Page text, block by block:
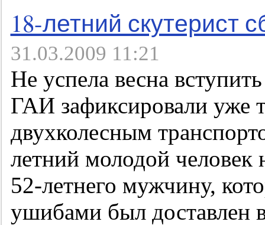
18-летний скутерист
31.03.2009 11:21
Не успела весна
ГАИ зафиксировали уже
двухколесным
летний молодой человек
52-летнего мужчину,
ушибами был доставлен